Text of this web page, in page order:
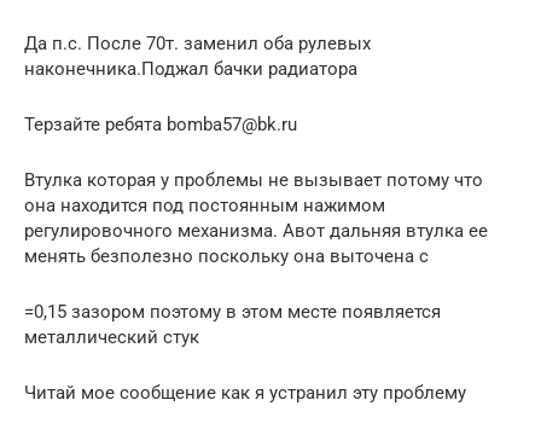
Да п.с. После 70т. заменил оба рулевых
наконечника.Поджал бачки радиатора
Терзайте ребята bomba57@bk.ru
Втулка которая у проблемы не вызывает потому что
она находится под постоянным нажимом
регулировочного механизма. Авот дальняя втулка ее
менять безполезно поскольку она выточена с
=0,15 зазором поэтому в этом месте появляется
металлический стук
Читай мое сообщение как я устранил эту проблему